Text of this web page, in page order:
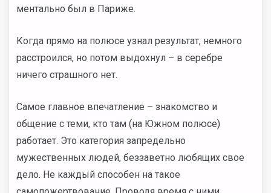
ментально был в Париже.
Когда прямо на полюсе узнал результат, немного
расстроился, но потом выдохнул – в серебре
ничего страшного нет.
Самое главное впечатление – знакомство и
общение с теми, кто там (на Южном полюсе)
работает. Это категория запредельно
мужественных людей, беззаветно любящих свое
дело. Не каждый способен на такое